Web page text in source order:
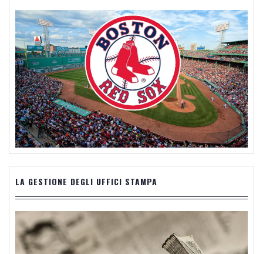
LA GESTIONE DEGLI UFFICI STAMPA